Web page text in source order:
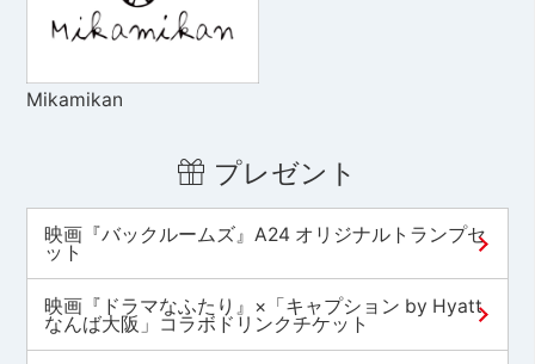
Mikamikan
プレゼント
映画『バックルームズ』A24 オリジナルトランプセ
ット
映画『ドラマなふたり』×「キャプション by Hyatt
なんば大阪」コラボドリンクチケット